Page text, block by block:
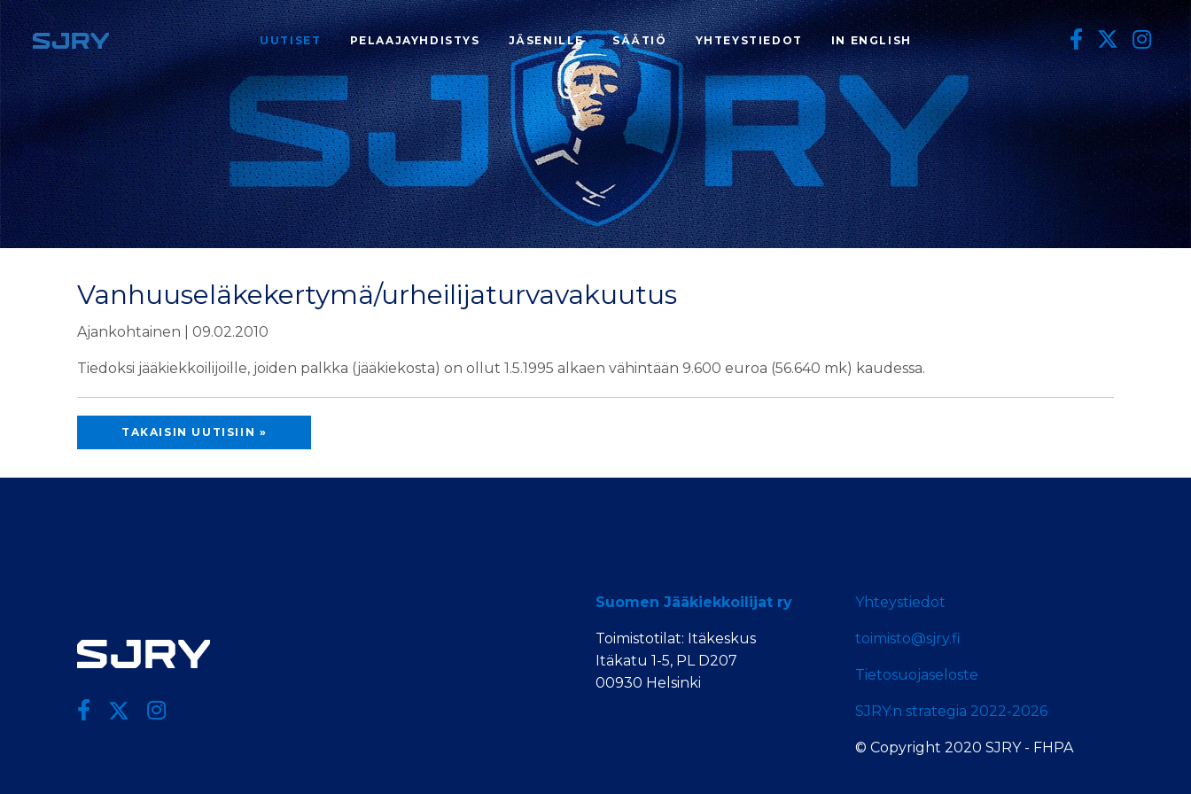
UUTISET PELAAJAYHDISTYS JÄSENILLE SÄÄTIÖ YHTEYSTIEDOT IN ENGLISH
Vanhuuseläkekertymä/urheilijaturvavakuutus
Ajankohtainen | 09.02.2010
Tiedoksi jääkiekkoilijoille, joiden palkka (jääkiekosta) on ollut 1.5.1995 alkaen vähintään 9.600 euroa (56.640 mk) kaudessa.
TAKAISIN UUTISIIN »
Suomen Jääkiekkoilijat ry
Toimistotilat: Itäkeskus
Itäkatu 1-5, PL D207
00930 Helsinki
Yhteystiedot
toimisto@sjry.fi
Tietosuojaseloste
SJRY:n strategia 2022-2026
© Copyright 2020 SJRY - FHPA